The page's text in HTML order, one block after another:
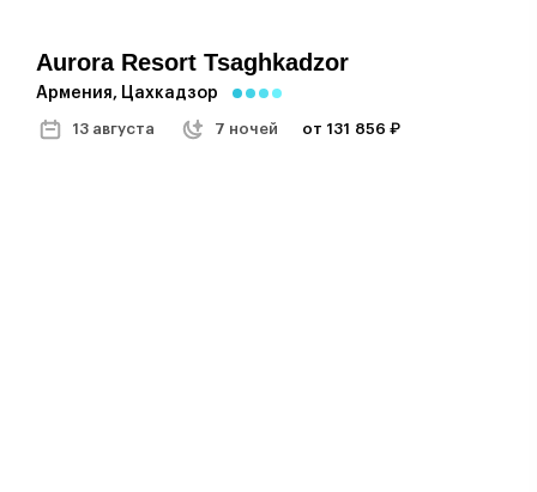
Aurora Resort Tsaghkadzor
Армения, Цахкадзор
13 августа 7 ночей от 131 856 ₽